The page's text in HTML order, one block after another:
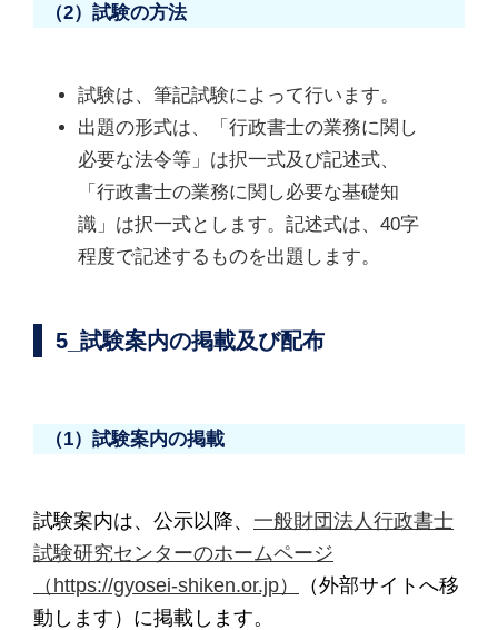
（2）試験の方法
試験は、筆記試験によって行います。
出題の形式は、「行政書士の業務に関し
必要な法令等」は択一式及び記述式、
「行政書士の業務に関し必要な基礎知
識」は択一式とします。記述式は、40字
程度で記述するものを出題します。
5_試験案内の掲載及び配布
（1）試験案内の掲載
試験案内は、公示以降、 一般財団法人行政書士
試験研究センターのホームページ
（https://gyosei-shiken.or.jp）
（外部サイトへ移
動します）に掲載します。